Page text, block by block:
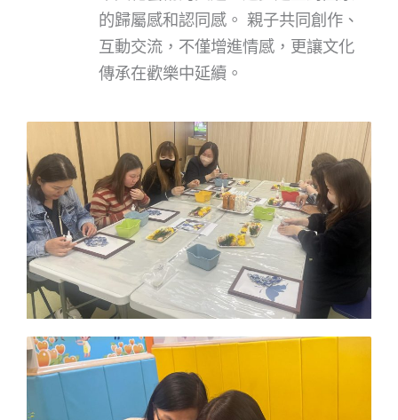
的歸屬感和認同感。 親子共同創作、
互動交流，不僅增進情感，更讓文化
傳承在歡樂中延續。